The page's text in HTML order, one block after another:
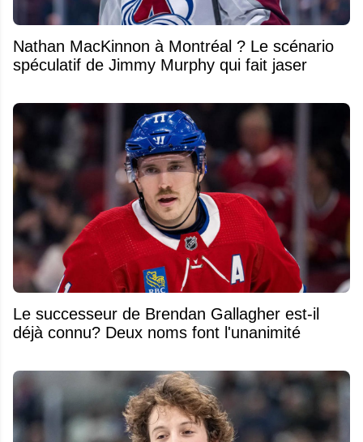
Nathan MacKinnon à Montréal ? Le scénario
spéculatif de Jimmy Murphy qui fait jaser
Le successeur de Brendan Gallagher est-il
déjà connu? Deux noms font l'unanimité